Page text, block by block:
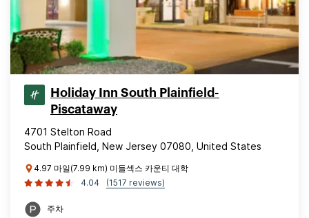
Holiday Inn South Plainfield-
Piscataway
4701 Stelton Road
South Plainfield, New Jersey 07080, United States
4.97 마일(7.99 km) 미들섹스 카운티 대학
4.04
(1517 reviews)
주차